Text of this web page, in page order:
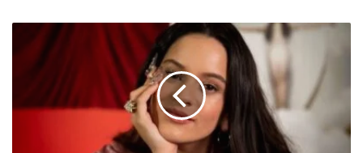
Rosalía
oenegés
ayuda